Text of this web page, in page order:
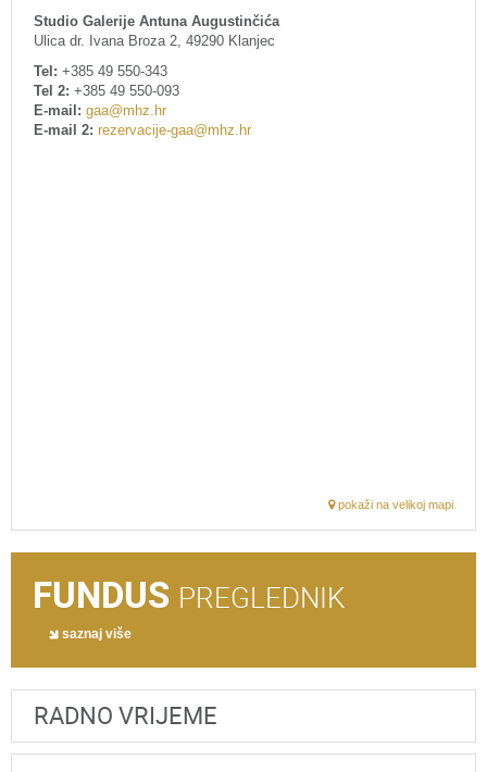
Studio Galerije Antuna Augustinčića
Ulica dr. Ivana Broza 2, 49290 Klanjec
Tel: +385 49 550-343
Tel 2: +385 49 550-093
E-mail: gaa@mhz.hr
E-mail 2: rezervacije-gaa@mhz.hr
pokaži na velikoj mapi
FUNDUS PREGLEDNIK
saznaj više
RADNO VRIJEME